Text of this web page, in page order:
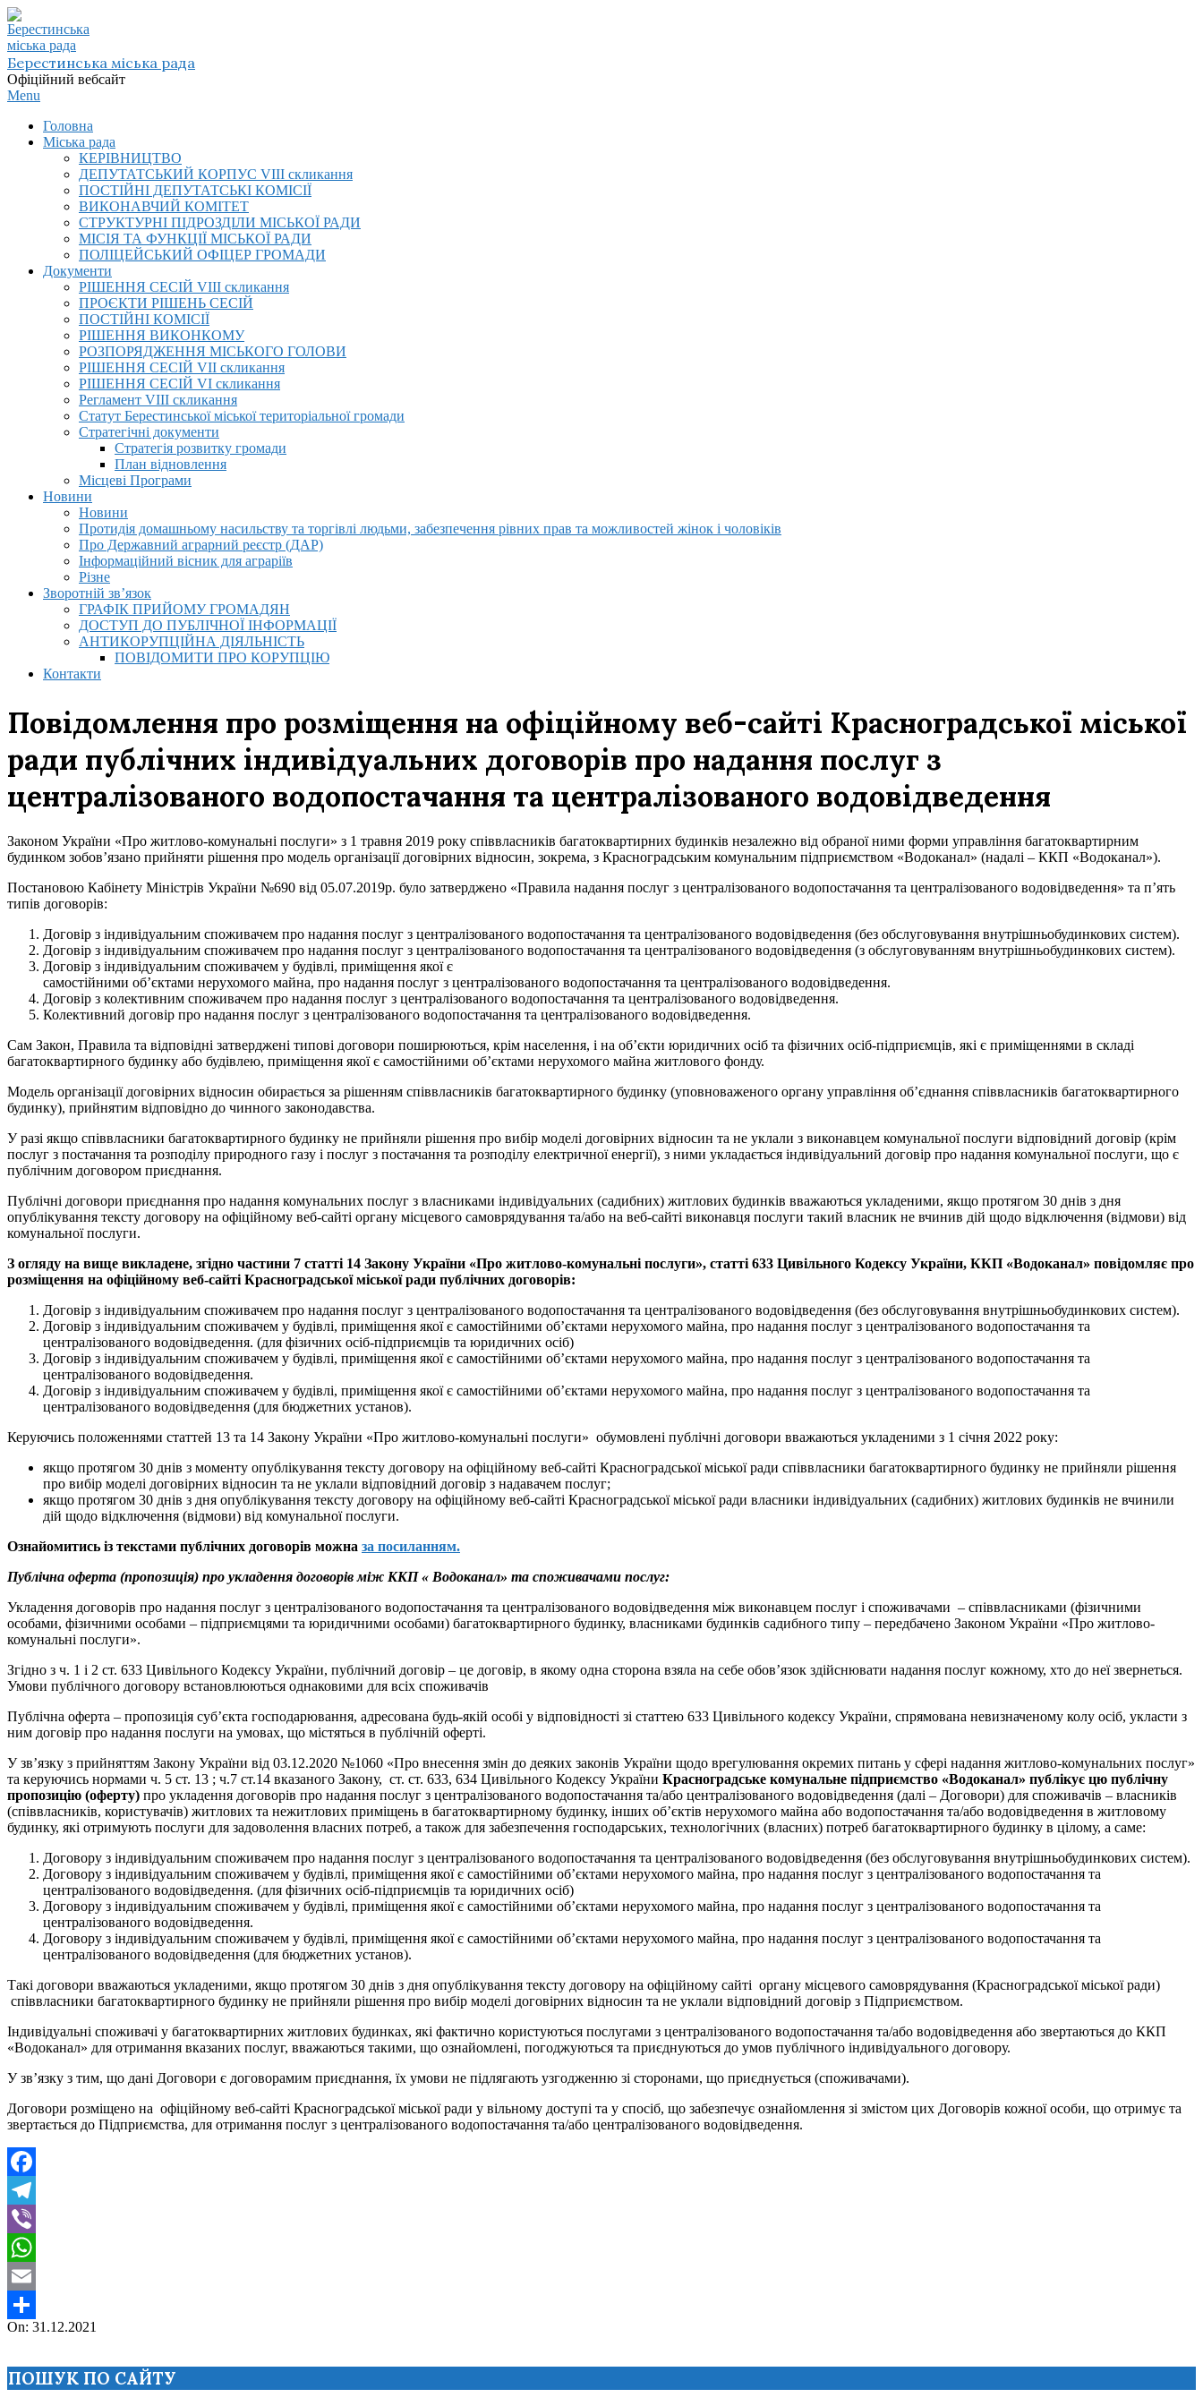
Skip
to
content
Берестинська міська рада
Офіційний вебсайт
Primary
Menu
Menu
Головна
Міська рада
КЕРІВНИЦТВО
ДЕПУТАТСЬКИЙ КОРПУС VIІI скликання
ПОСТІЙНІ ДЕПУТАТСЬКІ КОМІСІЇ
ВИКОНАВЧИЙ КОМІТЕТ
СТРУКТУРНІ ПІДРОЗДІЛИ МІСЬКОЇ РАДИ
МІСІЯ ТА ФУНКЦІЇ МІСЬКОЇ РАДИ
ПОЛІЦЕЙСЬКИЙ ОФІЦЕР ГРОМАДИ
Документи
РІШЕННЯ СЕСІЙ VIІI скликання
ПРОЄКТИ РІШЕНЬ СЕСІЙ
ПОСТІЙНІ КОМІСІЇ
РІШЕННЯ ВИКОНКОМУ
РОЗПОРЯДЖЕННЯ МІСЬКОГО ГОЛОВИ
РІШЕННЯ СЕСІЙ VII скликання
РІШЕННЯ СЕСІЙ VI скликання
Регламент VIІI скликання
Статут Берестинської міської територіальної громади
Стратегічні документи
Стратегія розвитку громади
План відновлення
Місцеві Програми
Новини
Новини
Протидія домашньому насильству та торгівлі людьми, забезпечення рівних прав та можливостей жінок і чоловіків
Про Державний аграрний реєстр (ДАР)
Інформаційний вісник для аграріїв
Різне
Зворотній зв’язок
ГРАФІК ПРИЙОМУ ГРОМАДЯН
ДОСТУП ДО ПУБЛІЧНОЇ ІНФОРМАЦІЇ
АНТИКОРУПЦІЙНА ДІЯЛЬНІСТЬ
ПОВІДОМИТИ ПРО КОРУПЦІЮ
Контакти
Повідомлення про розміщення на офіційному веб-сайті Красноградської міської
ради публічних індивідуальних договорів про надання послуг з
централізованого водопостачання та централізованого водовідведення
Законом України «Про житлово-комунальні послуги» з 1 травня 2019 року співвласників багатоквартирних будинків незалежно від обраної ними форми управління багатоквартирним
будинком зобов’язано прийняти рішення про модель організації договірних відносин, зокрема, з Красноградським комунальним підприємством «Водоканал» (надалі – ККП «Водоканал»).
Постановою Кабінету Міністрів України №690 від 05.07.2019р. було затверджено «Правила надання послуг з централізованого водопостачання та централізованого водовідведення» та п’ять
типів договорів:
Договір з індивідуальним споживачем про надання послуг з централізованого водопостачання та централізованого водовідведення (без обслуговування внутрішньобудинкових систем).
Договір з індивідуальним споживачем про надання послуг з централізованого водопостачання та централізованого водовідведення (з обслуговуванням внутрішньобудинкових систем).
Договір з індивідуальним споживачем у будівлі, приміщення якої є
самостійними об’єктами нерухомого майна, про надання послуг з централізованого водопостачання та централізованого водовідведення.
Договір з колективним споживачем про надання послуг з централізованого водопостачання та централізованого водовідведення.
Колективний договір про надання послуг з централізованого водопостачання та централізованого водовідведення.
Сам Закон, Правила та відповідні затверджені типові договори поширюються, крім населення, і на об’єкти юридичних осіб та фізичних осіб-підприємців, які є приміщеннями в складі
багатоквартирного будинку або будівлею, приміщення якої є самостійними об’єктами нерухомого майна житлового фонду.
Модель організації договірних відносин обирається за рішенням співвласників багатоквартирного будинку (уповноваженого органу управління об’єднання співвласників багатоквартирного
будинку), прийнятим відповідно до чинного законодавства.
У разі якщо співвласники багатоквартирного будинку не прийняли рішення про вибір моделі договірних відносин та не уклали з виконавцем комунальної послуги відповідний договір (крім
послуг з постачання та розподілу природного газу і послуг з постачання та розподілу електричної енергії), з ними укладається індивідуальний договір про надання комунальної послуги, що є
публічним договором приєднання.
Публічні договори приєднання про надання комунальних послуг з власниками індивідуальних (садибних) житлових будинків вважаються укладеними, якщо протягом 30 днів з дня
опублікування тексту договору на офіційному веб-сайті органу місцевого самоврядування та/або на веб-сайті виконавця послуги такий власник не вчинив дій щодо відключення (відмови) від
комунальної послуги.
З огляду на вище викладене, згідно частини 7 статті 14 Закону України «Про житлово-комунальні послуги», статті 633 Цивільного Кодексу України, ККП «Водоканал» повідомляє про
розміщення на офіційному веб-сайті Красноградської міської ради публічних договорів:
Договір з індивідуальним споживачем про надання послуг з централізованого водопостачання та централізованого водовідведення (без обслуговування внутрішньобудинкових систем).
Договір з індивідуальним споживачем у будівлі, приміщення якої є самостійними об’єктами нерухомого майна, про надання послуг з централізованого водопостачання та
централізованого водовідведення. (для фізичних осіб-підприємців та юридичних осіб)
Договір з індивідуальним споживачем у будівлі, приміщення якої є самостійними об’єктами нерухомого майна, про надання послуг з централізованого водопостачання та
централізованого водовідведення.
Договір з індивідуальним споживачем у будівлі, приміщення якої є самостійними об’єктами нерухомого майна, про надання послуг з централізованого водопостачання та
централізованого водовідведення (для бюджетних установ).
Керуючись положеннями статтей 13 та 14 Закону України «Про житлово-комунальні послуги» обумовлені публічні договори вважаються укладеними з 1 січня 2022 року:
якщо протягом 30 днів з моменту опублікування тексту договору на офіційному веб-сайті Красноградської міської ради співвласники багатоквартирного будинку не прийняли рішення
про вибір моделі договірних відносин та не уклали відповідний договір з надавачем послуг;
якщо протягом 30 днів з дня опублікування тексту договору на офіційному веб-сайті Красноградської міської ради власники індивідуальних (садибних) житлових будинків не вчинили
дій щодо відключення (відмови) від комунальної послуги.
Ознайомитись із текстами публічних договорів можна за посиланням.
Публічна оферта (пропозиція) про укладення договорівміж ККП « Водоканал» та споживачами послуг:
Укладення договорів про надання послуг з централізованого водопостачання та централізованого водовідведення між виконавцем послуг і споживачами – співвласниками (фізичними
особами, фізичними особами – підприємцями та юридичними особами) багатоквартирного будинку, власниками будинків садибного типу – передбачено Законом України «Про житлово-
комунальні послуги».
Згідно з ч. 1 і 2 ст. 633 Цивільного Кодексу України, публічний договір – це договір, в якому одна сторона взяла на себе обов’язок здійснювати надання послуг кожному, хто до неї звернеться.
Умови публічного договору встановлюються однаковими для всіх споживачів
Публічна оферта – пропозиція суб’єкта господарювання, адресована будь-якій особі у відповідності зі статтею 633 Цивільного кодексу України, спрямована невизначеному колу осіб, укласти з
ним договір про надання послуги на умовах, що містяться в публічній оферті.
У зв’язку з прийняттям Закону України від 03.12.2020 №1060 «Про внесення змін до деяких законів України щодо врегулювання окремих питань у сфері надання житлово-комунальних послуг»
та керуючись нормами ч. 5 ст. 13 ; ч.7 ст.14 вказаного Закону, ст. ст. 633, 634 Цивільного Кодексу України Красноградське комунальне підприємство «Водоканал» публікує цю публічну
пропозицію (оферту) про укладення договорів про надання послуг з централізованого водопостачання та/або централізованого водовідведення (далі – Договори) для споживачів – власників
(співвласників, користувачів) житлових та нежитлових приміщень в багатоквартирному будинку, інших об’єктів нерухомого майна або водопостачання та/або водовідведення в житловому
будинку, які отримують послуги для задоволення власних потреб, а також для забезпечення господарських, технологічних (власних) потреб багатоквартирного будинку в цілому, а саме:
Договору з індивідуальним споживачем про надання послуг з централізованого водопостачання та централізованого водовідведення (без обслуговування внутрішньобудинкових систем).
Договору з індивідуальним споживачем у будівлі, приміщення якої є самостійними об’єктами нерухомого майна, про надання послуг з централізованого водопостачання та
централізованого водовідведення. (для фізичних осіб-підприємців та юридичних осіб)
Договору з індивідуальним споживачем у будівлі, приміщення якої є самостійними об’єктами нерухомого майна, про надання послуг з централізованого водопостачання та
централізованого водовідведення.
Договору з індивідуальним споживачем у будівлі, приміщення якої є самостійними об’єктами нерухомого майна, про надання послуг з централізованого водопостачання та
централізованого водовідведення (для бюджетних установ).
Такі договори вважаються укладеними, якщо протягом 30 днів з дня опублікування тексту договору на офіційному сайті органу місцевого самоврядування (Красноградської міської ради)
співвласники багатоквартирного будинку не прийняли рішення про вибір моделі договірних відносин та не уклали відповідний договір з Підприємством.
Індивідуальні споживачі у багатоквартирних житлових будинках, які фактично користуються послугами з централізованого водопостачання та/або водовідведення або звертаються до ККП
«Водоканал» для отримання вказаних послуг, вважаються такими, що ознайомлені, погоджуються та приєднуються до умов публічного індивідуального договору.
У зв’язку з тим, що дані Договори є договорамим приєднання, їх умови не підлягають узгодженню зі сторонами, що приєднується (споживачами).
Договори розміщено на офіційному веб-сайті Красноградської міської ради у вільному доступі та у спосіб, що забезпечує ознайомлення зі змістом цих Договорів кожної особи, що отримує та
звертається до Підприємства, для отримання послуг з централізованого водопостачання та/або централізованого водовідведення.
Facebook
Telegram
Viber
WhatsApp
Email
Поділитися
2021-
On: 31.12.2021
ПОШУК ПО САЙТУ